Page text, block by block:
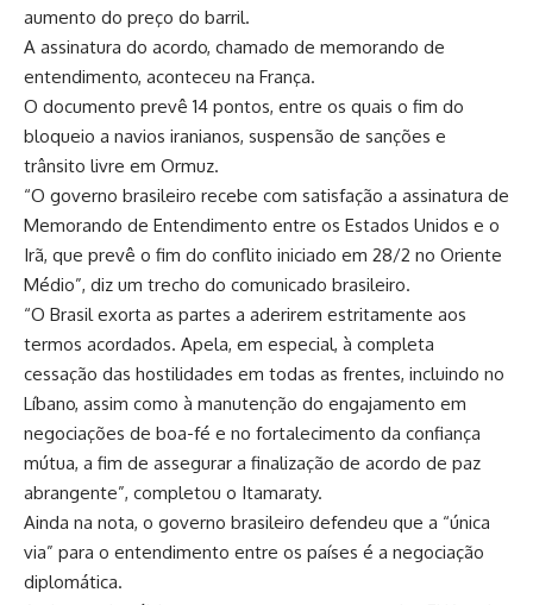
aumento do preço do barril.
A assinatura do acordo, chamado de memorando de
entendimento, aconteceu na França.
O documento prevê 14 pontos, entre os quais o fim do
bloqueio a navios iranianos, suspensão de sanções e
trânsito livre em Ormuz.
“O governo brasileiro recebe com satisfação a assinatura de
Memorando de Entendimento entre os Estados Unidos e o
Irã, que prevê o fim do conflito iniciado em 28/2 no Oriente
Médio”, diz um trecho do comunicado brasileiro.
“O Brasil exorta as partes a aderirem estritamente aos
termos acordados. Apela, em especial, à completa
cessação das hostilidades em todas as frentes, incluindo no
Líbano, assim como à manutenção do engajamento em
negociações de boa-fé e no fortalecimento da confiança
mútua, a fim de assegurar a finalização de acordo de paz
abrangente”, completou o Itamaraty.
Ainda na nota, o governo brasileiro defendeu que a “única
via” para o entendimento entre os países é a negociação
diplomática.